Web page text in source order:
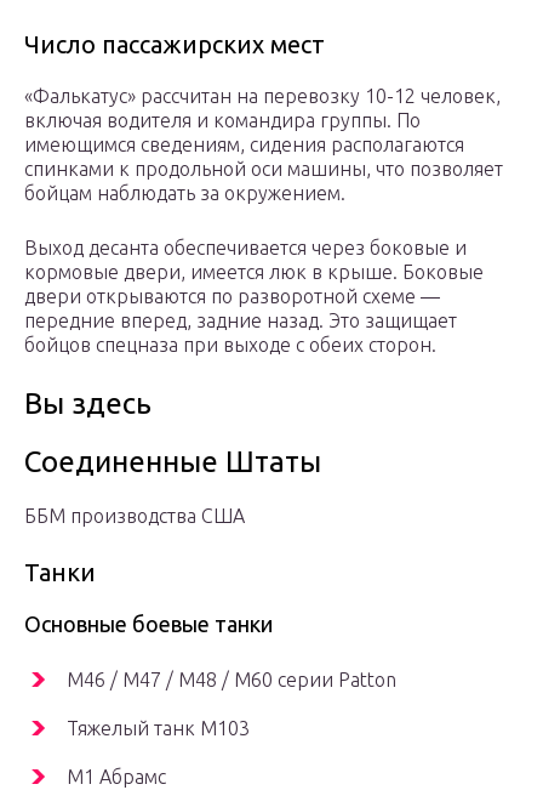
Число пассажирских мест
«Фалькатус» рассчитан на перевозку 10-12 человек,
включая водителя и командира группы. По
имеющимся сведениям, сидения располагаются
спинками к продольной оси машины, что позволяет
бойцам наблюдать за окружением.
Выход десанта обеспечивается через боковые и
кормовые двери, имеется люк в крыше. Боковые
двери открываются по разворотной схеме —
передние вперед, задние назад. Это защищает
бойцов спецназа при выходе с обеих сторон.
Вы здесь
Соединенные Штаты
ББМ производства США
Танки
Основные боевые танки
M46 / M47 / M48 / M60 серии Patton
Тяжелый танк М103
М1 Абрамс